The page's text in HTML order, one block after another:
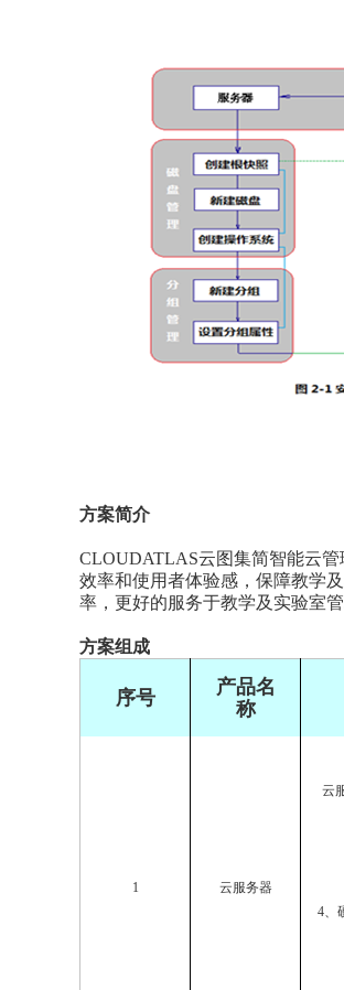
方案简介
CLOUDATLAS云图集简智能云
效率和使用者体验感，保障教学
率，更好的服务于教学及实验室
方案组成
序号
产品名
称
1 云服务器
云
4、